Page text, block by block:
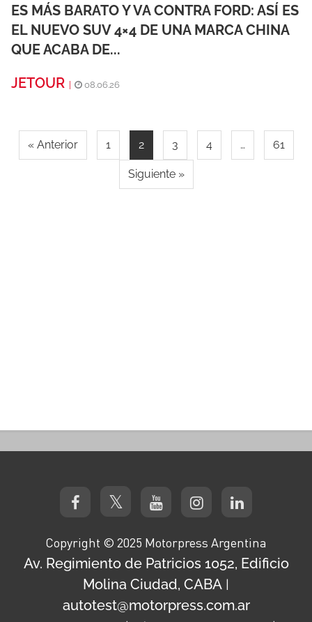
ES MÁS BARATO Y VA CONTRA FORD: ASÍ ES
EL NUEVO SUV 4×4 DE UNA MARCA CHINA
QUE ACABA DE...
JETOUR
08.06.26
« Anterior 1 2 3 4 … 61
Siguiente »
Copyright © 2025 Motorpress Argentina
Av. Regimiento de Patricios 1052, Edificio
Molina Ciudad, CABA |
autotest@motorpress.com.ar